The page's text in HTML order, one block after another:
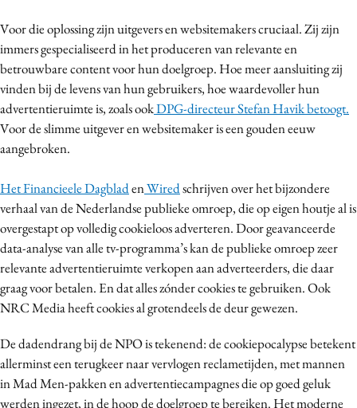
Voor die oplossing zijn uitgevers en websitemakers cruciaal. Zij zijn
immers gespecialiseerd in het produceren van relevante en
betrouwbare content voor hun doelgroep. Hoe meer aansluiting zij
vinden bij de levens van hun gebruikers, hoe waardevoller hun
advertentieruimte is, zoals ookDPG-directeur Stefan Havik betoogt.
Voor de slimme uitgever en websitemaker is een gouden eeuw
aangebroken.
Het Financieele DagbladenWiredschrijven over het bijzondere
verhaal van de Nederlandse publieke omroep, die op eigen houtje al is
overgestapt op volledig cookieloos adverteren. Door geavanceerde
data-analyse van alle tv-programma’s kan de publieke omroep zeer
relevante advertentieruimte verkopen aan adverteerders, die daar
graag voor betalen. En dat alles zónder cookies te gebruiken. Ook
NRC Media heeft cookies al grotendeels de deur gewezen.
De dadendrang bij de NPO is tekenend: de cookiepocalypse betekent
allerminst een terugkeer naar vervlogen reclametijden, met mannen
in Mad Men-pakken en advertentiecampagnes die op goed geluk
werden ingezet, in de hoop de doelgroep te bereiken. Het moderne